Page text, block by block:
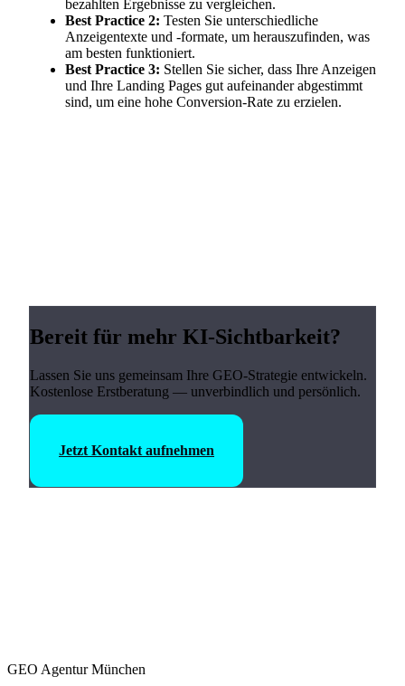
bezahlten Ergebnisse zu vergleichen.
Best Practice 2: Testen Sie unterschiedliche
Anzeigentexte und -formate, um herauszufinden, was
am besten funktioniert.
Best Practice 3: Stellen Sie sicher, dass Ihre Anzeigen
und Ihre Landing Pages gut aufeinander abgestimmt
sind, um eine hohe Conversion-Rate zu erzielen.
Bereit für mehr KI-Sichtbarkeit?
Lassen Sie uns gemeinsam Ihre GEO-Strategie entwickeln.
Kostenlose Erstberatung — unverbindlich und persönlich.
Jetzt Kontakt aufnehmen
GEO Agentur München